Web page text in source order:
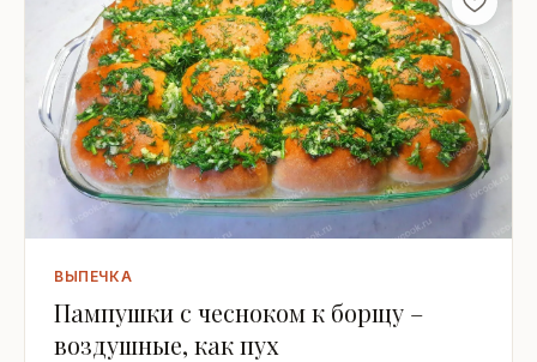
ВЫПЕЧКА
Пампушки с чесноком к борщу –
воздушные, как пух